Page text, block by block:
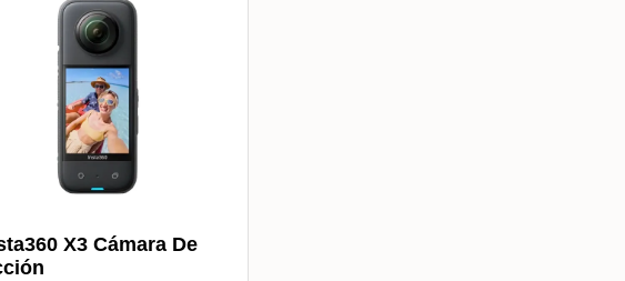
X3 Cámara De